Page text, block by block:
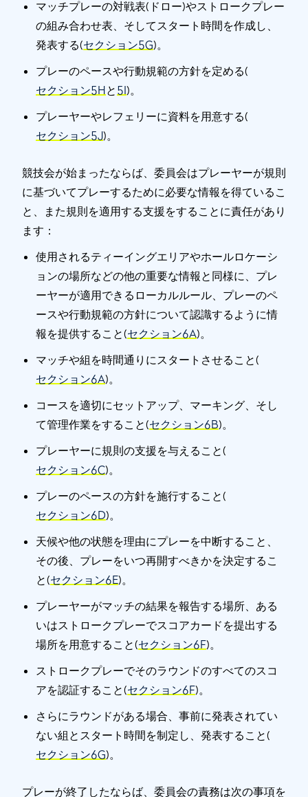
マッチプレーの対戦表(ドロー)やストロークプレー
の組み合わせ表、そしてスタート時間を作成し、
発表する(セクション5G)。
プレーのペースや行動規範の方針を定める(
セクション5Hと 5I)。
プレーヤーやレフェリーに資料を用意する(
セクション5J)。
競技会が始まったならば、委員会はプレーヤーが規則
に基づいてプレーするために必要な情報を得ているこ
と、また規則を適用する支援をすることに責任があり
ます：
使用されるティーイングエリアやホールロケーシ
ョンの場所などの他の重要な情報と同様に、プレ
ーヤーが適用できるローカルルール、プレーのペ
ースや行動規範の方針について認識するように情
報を提供すること(セクション6A)。
マッチや組を時間通りにスタートさせること(
セクション6A)。
コースを適切にセットアップ、マーキング、そし
て管理作業をすること(セクション6B)。
プレーヤーに規則の支援を与えること(
セクション6C)。
プレーのペースの方針を施行すること(
セクション6D)。
天候や他の状態を理由にプレーを中断すること、
その後、プレーをいつ再開すべきかを決定するこ
と(セクション6E)。
プレーヤーがマッチの結果を報告する場所、ある
いはストロークプレーでスコアカードを提出する
場所を用意すること(セクション6F)。
ストロークプレーでそのラウンドのすべてのスコ
アを認証すること(セクション6F)。
さらにラウンドがある場合、事前に発表されてい
ない組とスタート時間を制定し、発表すること(
セクション6G)。
プレーが終了したならば、委員会の責務は次の事項を